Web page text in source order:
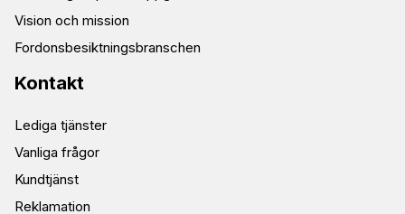
Vision och mission
Fordonsbesiktningsbranschen
Kontakt
Lediga tjänster
Vanliga frågor
Kundtjänst
Reklamation